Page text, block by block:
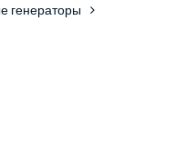
генераторы